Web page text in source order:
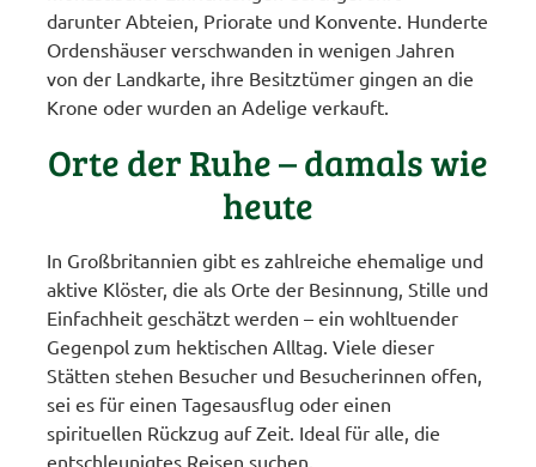
darunter Abteien, Priorate und Konvente. Hunderte
Ordenshäuser verschwanden in wenigen Jahren
von der Landkarte, ihre Besitztümer gingen an die
Krone oder wurden an Adelige verkauft.
Orte der Ruhe – damals wie
heute
In Großbritannien gibt es zahlreiche ehemalige und
aktive Klöster, die als Orte der Besinnung, Stille und
Einfachheit geschätzt werden – ein wohltuender
Gegenpol zum hektischen Alltag. Viele dieser
Stätten stehen Besucher und Besucherinnen offen,
sei es für einen Tagesausflug oder einen
spirituellen Rückzug auf Zeit. Ideal für alle, die
entschleunigtes Reisen suchen.